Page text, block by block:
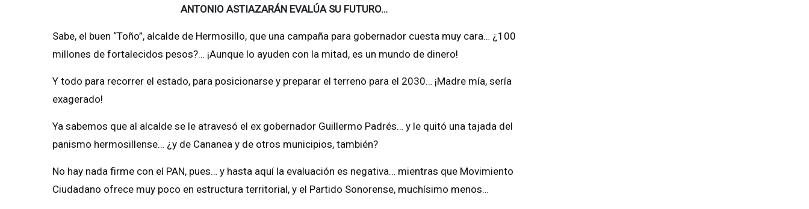
ANTONIO ASTIAZARÁN EVALÚA SU FUTURO…
Sabe, el buen “Toño”, alcalde de Hermosillo, que una campaña para gobernador cuesta muy cara… ¿100
millones de fortalecidos pesos?… ¡Aunque lo ayuden con la mitad, es un mundo de dinero!
Y todo para recorrer el estado, para posicionarse y preparar el terreno para el 2030… ¡Madre mía, sería
exagerado!
Ya sabemos que al alcalde se le atravesó el ex gobernador Guillermo Padrés… y le quitó una tajada del
panismo hermosillense… ¿y de Cananea y de otros municipios, también?
No hay nada firme con el PAN, pues… y hasta aquí la evaluación es negativa… mientras que Movimiento
Ciudadano ofrece muy poco en estructura territorial, y el Partido Sonorense, muchísimo menos…